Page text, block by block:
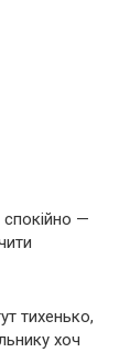
—
тихенько,
хоч